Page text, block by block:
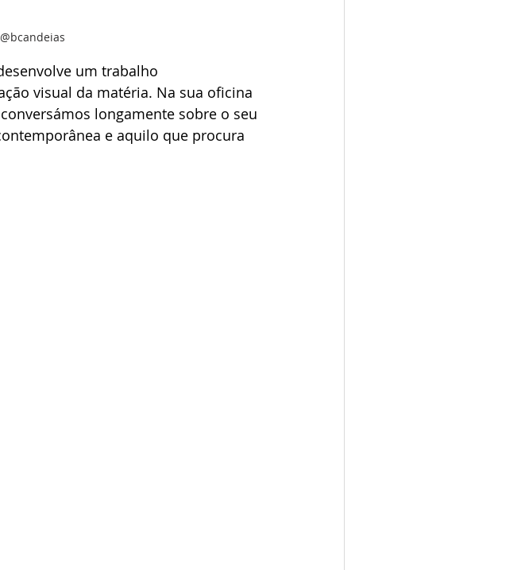
um trabalho
visual da matéria. Na sua oficina
longamente sobre o seu
e aquilo que procura